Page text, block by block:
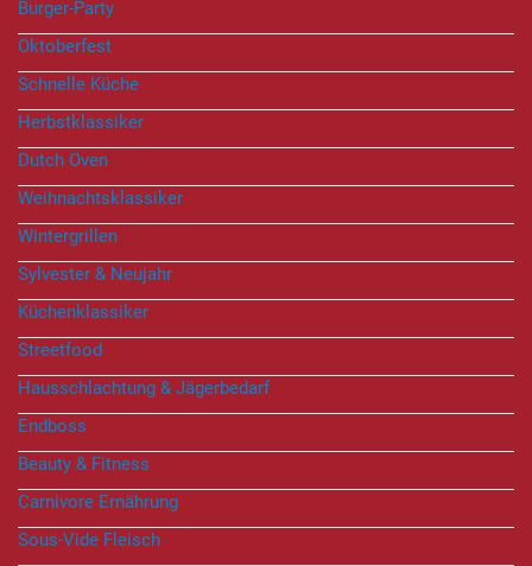
Burger-Party
Oktoberfest
Schnelle Küche
Herbstklassiker
Dutch Oven
Weihnachtsklassiker
Wintergrillen
Sylvester & Neujahr
Küchenklassiker
Streetfood
Hausschlachtung & Jägerbedarf
Endboss
Beauty & Fitness
Carnivore Ernährung
Sous-Vide Fleisch